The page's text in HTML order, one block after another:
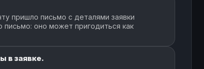
пришло письмо с деталями заявки
оно может пригодиться как
в заявке.